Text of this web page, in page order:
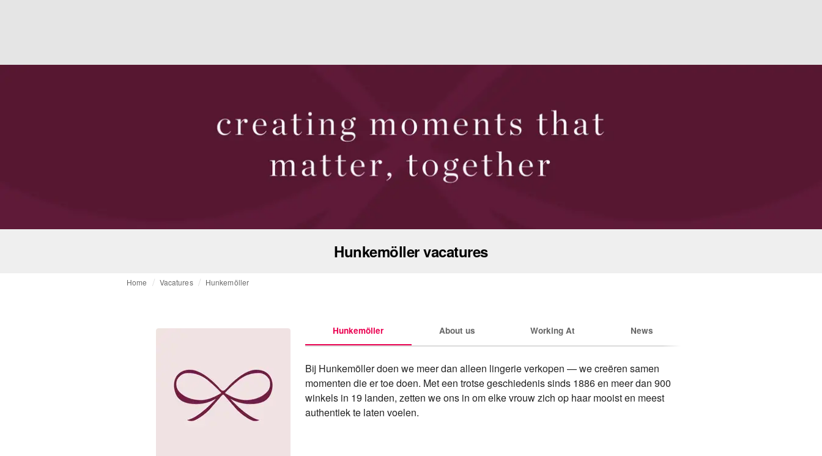
Hunkemöller vacatures
Home Vacatures Hunkemöller
Hunkemöller About us Working At News
Bij Hunkemöller doen we meer dan alleen lingerie verkopen — we creëren samen
momenten die er toe doen. Met een trotse geschiedenis sinds 1886 en meer dan 900
winkels in 19 landen, zetten we ons in om elke vrouw zich op haar mooist en meest
authentiek te laten voelen.